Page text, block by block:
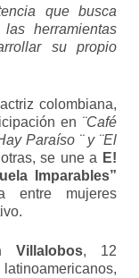
que busca
herramientas
su propio
colombiana,
en ¨Café
Paraíso ¨ y ¨El
se une a E!
Imparables”
entre mujeres
Villalobos, 12